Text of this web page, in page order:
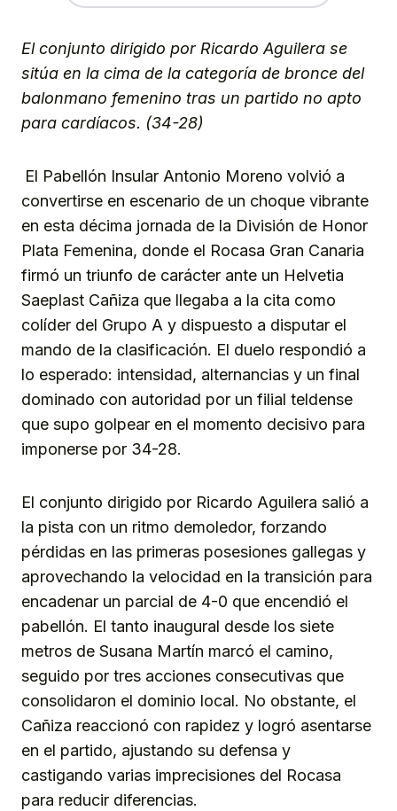
El conjunto dirigido por Ricardo Aguilera se
sitúa en la cima de la categoría de bronce del
balonmano femenino tras un partido no apto
para cardíacos. (34-28)
El Pabellón Insular Antonio Moreno volvió a
convertirse en escenario de un choque vibrante
en esta décima jornada de la División de Honor
Plata Femenina, donde el Rocasa Gran Canaria
firmó un triunfo de carácter ante un Helvetia
Saeplast Cañiza que llegaba a la cita como
colíder del Grupo A y dispuesto a disputar el
mando de la clasificación. El duelo respondió a
lo esperado: intensidad, alternancias y un final
dominado con autoridad por un filial teldense
que supo golpear en el momento decisivo para
imponerse por 34-28.
El conjunto dirigido por Ricardo Aguilera salió a
la pista con un ritmo demoledor, forzando
pérdidas en las primeras posesiones gallegas y
aprovechando la velocidad en la transición para
encadenar un parcial de 4-0 que encendió el
pabellón. El tanto inaugural desde los siete
metros de Susana Martín marcó el camino,
seguido por tres acciones consecutivas que
consolidaron el dominio local. No obstante, el
Cañiza reaccionó con rapidez y logró asentarse
en el partido, ajustando su defensa y
castigando varias imprecisiones del Rocasa
para reducir diferencias.